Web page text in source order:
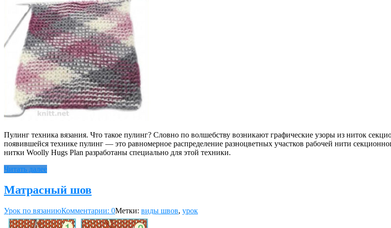
Пулинг техника вязания. Что такое пулинг? Словно по волшебству возникают графические узоры из ниток
появившейся технике пулинг — это равномерное распределение разноцветных участков рабочей нити
нитки Woolly Hugs Plan разработаны специально для этой техники.
Читать далее
Матрасный шов
Урок по вязаниюКомментарии: 0Метки: виды швов, урок